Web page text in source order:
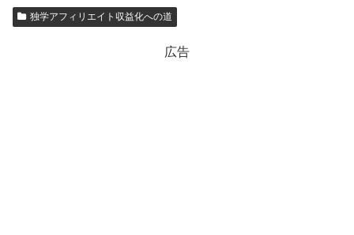
独学アフィリエイト収益化への道
広告